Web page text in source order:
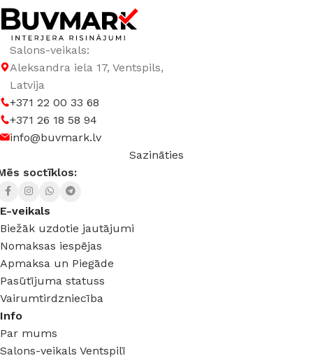
Salons-veikals:
Aleksandra iela 17, Ventspils,
Latvija
+371 22 00 33 68
+371 26 18 58 94
info@buvmark.lv
Sazināties
soctīklos:
E-veikals
Biežāk uzdotie jautājumi
Nomaksas iespējas
Apmaksa un Piegāde
Pasūtījuma statuss
Vairumtirdzniecība
Info
Par mums
Salons-veikals Ventspilī